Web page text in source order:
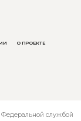
О ПРОЕКТЕ
службой